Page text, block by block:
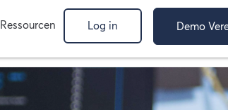
Ressourcen Log in Demo